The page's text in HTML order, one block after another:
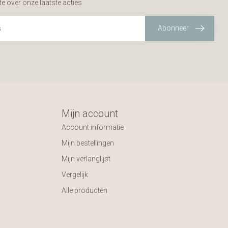
over onze laatste acties
Abonneer
Mijn account
Account informatie
Mijn bestellingen
Mijn verlanglijst
Vergelijk
Alle producten